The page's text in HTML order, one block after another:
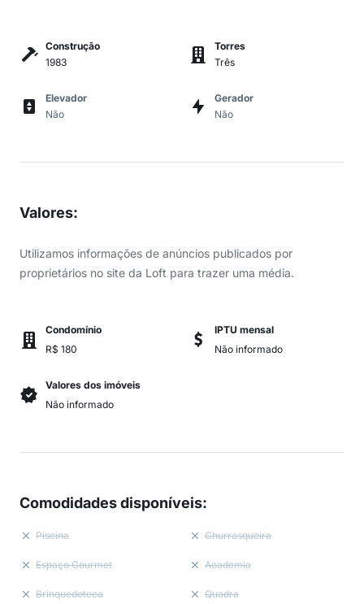
Construção
1983
Torres
Três
Elevador
Não
Gerador
Não
Valores:
Utilizamos informações de anúncios publicados por
proprietários no site da Loft para trazer uma média.
Condomínio
R$ 180
IPTU mensal
Não informado
Valores dos imóveis
Não informado
Comodidades disponíveis:
Piscina Churrasqueira
Espaço Gourmet Academia
Brinquedoteca Quadra